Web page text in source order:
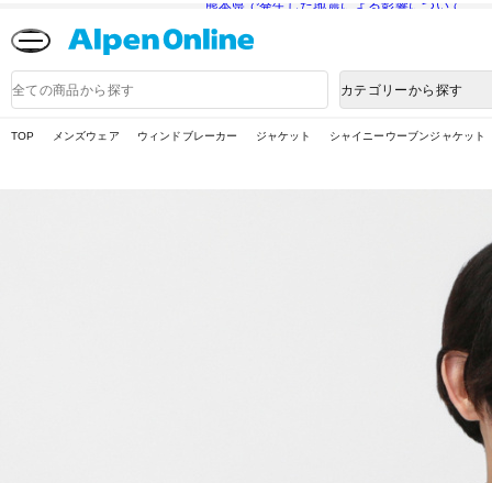
熊本県で発生した地震による影響について
品
検
カテゴリーから探す
TOP メンズウェア ウィンドブレーカー ジャケット シャイニーウーブンジャケット